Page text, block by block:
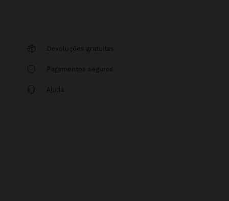
Devoluções gratuitas
Pagamentos seguros
Ajuda